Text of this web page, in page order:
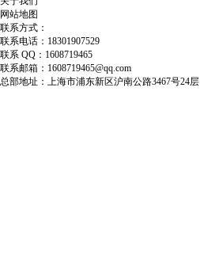
网站地图
联系方式：
联系电话：18301907529
联系 QQ：1608719465
联系邮箱：1608719465@qq.com
总部地址：上海市浦东新区沪南公路3467号24层